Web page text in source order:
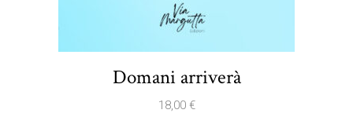
Domani arriverà
18,00 €